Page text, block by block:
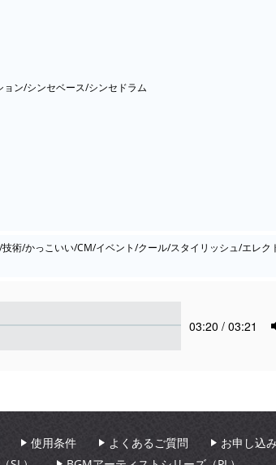
ョン/シンセベース/シンセドラム
術/かっこいい/CM/イベント/クール/スタイリッシュ/エレク
Current
03:20 / 03:21
使用条件 よくあるご質問
お申し込